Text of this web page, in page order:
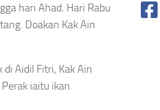
hari Ahad. Hari Rabu
Doakan Kak Ain
Aidil Fitri, Kak Ain
iaitu ikan